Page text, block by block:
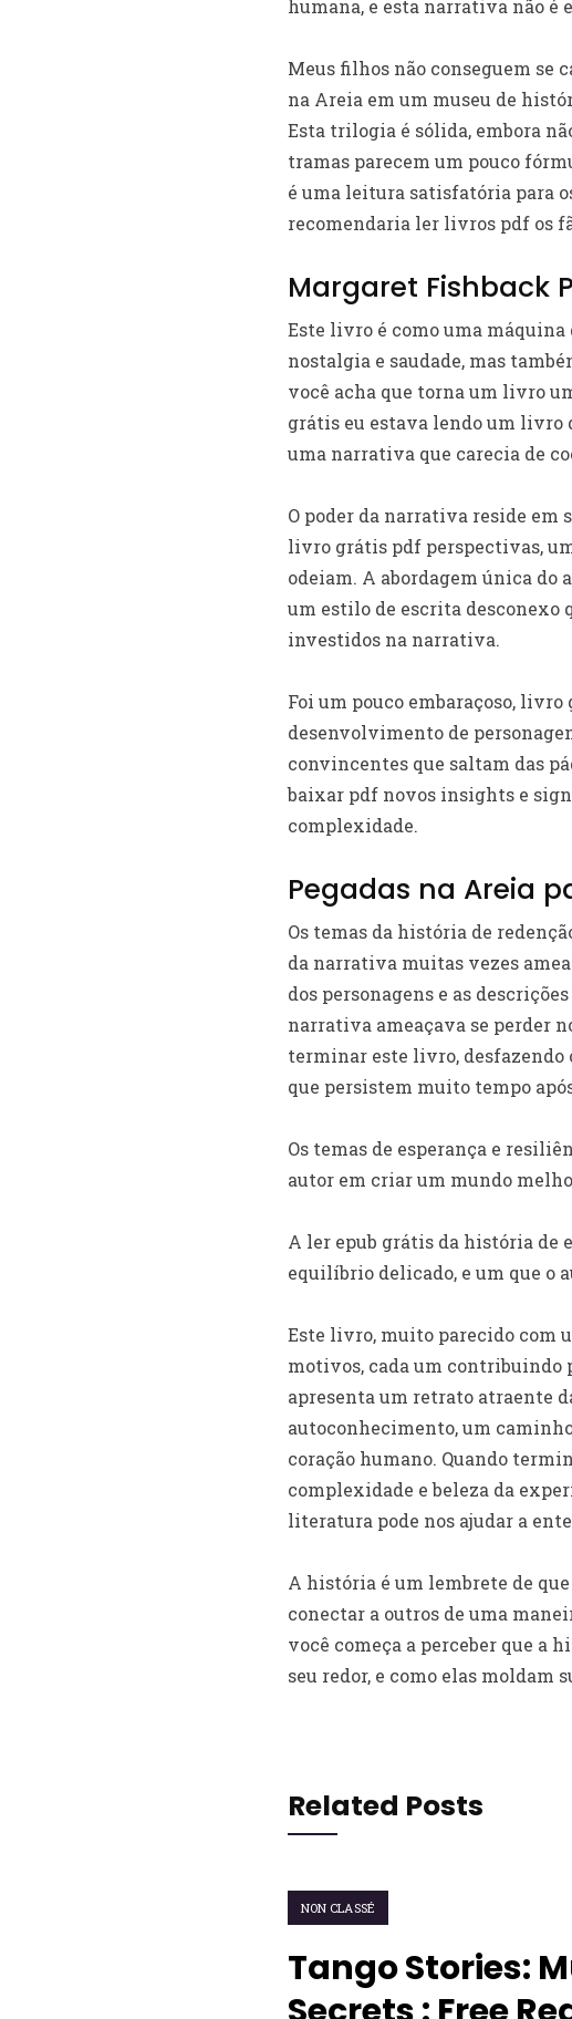
humana, e esta narrativa não é
Meus filhos não conseguem se
na Areia em um museu de
Esta trilogia é sólida, embora
tramas parecem um pouco
é uma leitura satisfatória para
recomendaria ler livros pdf os
Margaret Fishback
Este livro é como uma máquina
nostalgia e saudade, mas
você acha que torna um livro
grátis eu estava lendo um livro
uma narrativa que carecia de
O poder da narrativa reside em
livro grátis pdf perspectivas,
odeiam. A abordagem única
um estilo de escrita desconexo
investidos na narrativa.
Foi um pouco embaraçoso,
desenvolvimento de
convincentes que saltam das
baixar pdf novos insights e
complexidade.
Pegadas na Areia
Os temas da história de
da narrativa muitas vezes
dos personagens e as
narrativa ameaçava se perder
terminar este livro, desfazendo
que persistem muito tempo
Os temas de esperança e
autor em criar um mundo
A ler epub grátis da história de
equilíbrio delicado, e um que o
Este livro, muito parecido com
motivos, cada um contribuindo
apresenta um retrato atraente
autoconhecimento, um
coração humano. Quando
complexidade e beleza da
literatura pode nos ajudar a
A história é um lembrete de
conectar a outros de uma
você começa a perceber que a
seu redor, e como elas moldam
Related Posts
NON CLASSÉ
Tango Stories: